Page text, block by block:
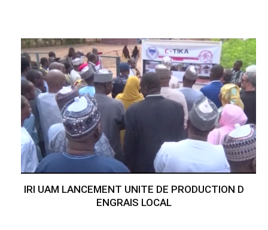
IRI UAM LANCEMENT UNITE DE PRODUCTION D
ENGRAIS LOCAL